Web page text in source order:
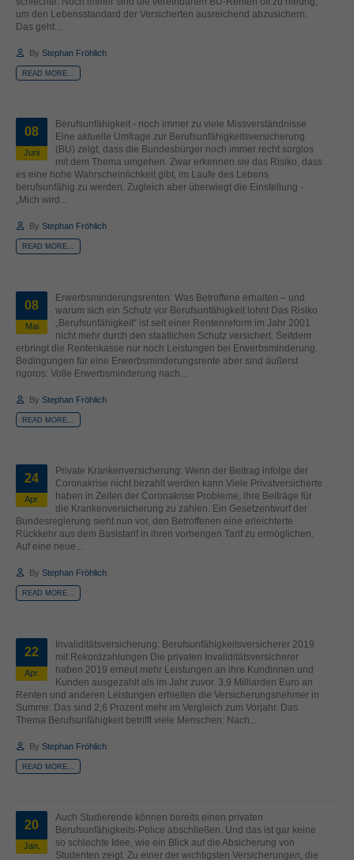
um den Lebensstandard der Versicherten ausreichend abzusichern.
Das geht...
By Stephan Fröhlich
READ MORE...
08
Juni
Berufsunfähigkeit - noch immer zu viele Missverständnisse
Eine aktuelle Umfrage zur Berufsunfähigkeitsversicherung
(BU) zeigt, dass die Bundesbürger noch immer recht sorglos
mit dem Thema umgehen. Zwar erkennen sie das Risiko, dass
es eine hohe Wahrscheinlichkeit gibt, im Laufe des Lebens
berufsunfähig zu werden. Zugleich aber überwiegt die Einstellung -
„Mich wird...
By Stephan Fröhlich
READ MORE...
08
Mai
Erwerbsminderungsrenten: Was Betroffene erhalten – und
warum sich ein Schutz vor Berufsunfähigkeit lohnt Das Risiko
„Berufsunfähigkeit“ ist seit einer Rentenreform im Jahr 2001
nicht mehr durch den staatlichen Schutz versichert. Seitdem
erbringt die Rentenkasse nur noch Leistungen bei Erwerbsminderung.
Bedingungen für eine Erwerbsminderungsrente aber sind äußerst
rigoros: Volle Erwerbsminderung nach...
By Stephan Fröhlich
READ MORE...
24
Apr.
Private Krankenversicherung: Wenn der Beitrag infolge der
Coronakrise nicht bezahlt werden kann Viele Privatversicherte
haben in Zeiten der Coronakrise Probleme, ihre Beiträge für
die Krankenversicherung zu zahlen. Ein Gesetzentwurf der
Bundesregierung sieht nun vor, den Betroffenen eine erleichterte
Rückkehr aus dem Basistarif in ihren vorherigen Tarif zu ermöglichen.
Auf eine neue...
By Stephan Fröhlich
READ MORE...
22
Apr.
Invaliditätsversicherung: Berufsunfähigkeitsversicherer 2019
mit Rekordzahlungen Die privaten Invaliditätsversicherer
haben 2019 erneut mehr Leistungen an ihre Kundinnen und
Kunden ausgezahlt als im Jahr zuvor. 3,9 Milliarden Euro an
Renten und anderen Leistungen erhielten die Versicherungsnehmer in
Summe: Das sind 2,6 Prozent mehr im Vergleich zum Vorjahr. Das
Thema Berufsunfähigkeit betrifft viele Menschen: Nach...
By Stephan Fröhlich
READ MORE...
20
Jan.
Auch Studierende können bereits einen privaten
Berufsunfähigkeits-Police abschließen. Und das ist gar keine
so schlechte Idee, wie ein Blick auf die Absicherung von
Studenten zeigt. Zu einer der wichtigsten Versicherungen, die